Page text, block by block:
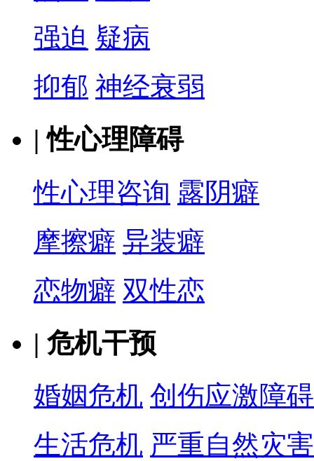
强迫 疑病
抑郁 神经衰弱
| 性心理障碍
性心理咨询 露阴癖
摩擦癖 异装癖
恋物癖 双性恋
| 危机干预
婚姻危机 创伤应激障碍
生活危机 严重自然灾害